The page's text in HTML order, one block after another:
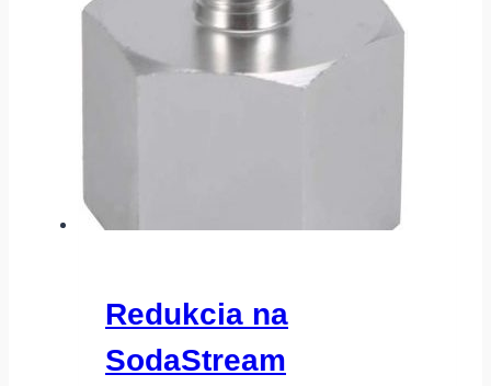
Redukcia na
SodaStream